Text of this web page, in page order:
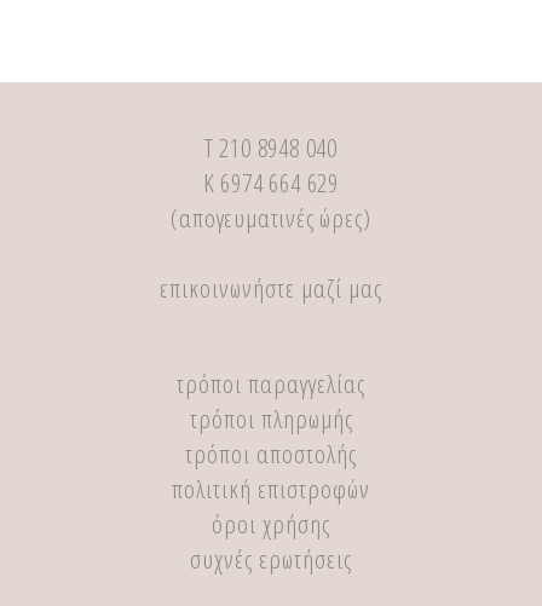
Τ 210 8948 040
Κ 6974 664 629
(απογευματινές ώρες)
επικοινωνήστε μαζί μας
τρόποι παραγγελίας
τρόποι πληρωμής
τρόποι αποστολής
πολιτική επιστροφών
όροι χρήσης
συχνές ερωτήσεις